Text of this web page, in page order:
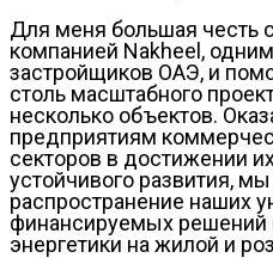
Для меня большая честь
компанией Nakheel,
застройщиков ОАЭ, и
столь масштабного
несколько объектов.
предприятиям
секторов в достижении
устойчивого развития,
распространение наших
финансируемых решений
энергетики на жилой и